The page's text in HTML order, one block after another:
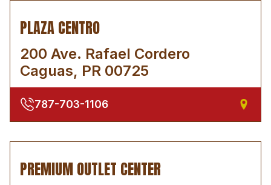
PLAZA CENTRO
200 Ave. Rafael Cordero
Caguas, PR 00725
787-703-1106
PREMIUM OUTLET CENTER